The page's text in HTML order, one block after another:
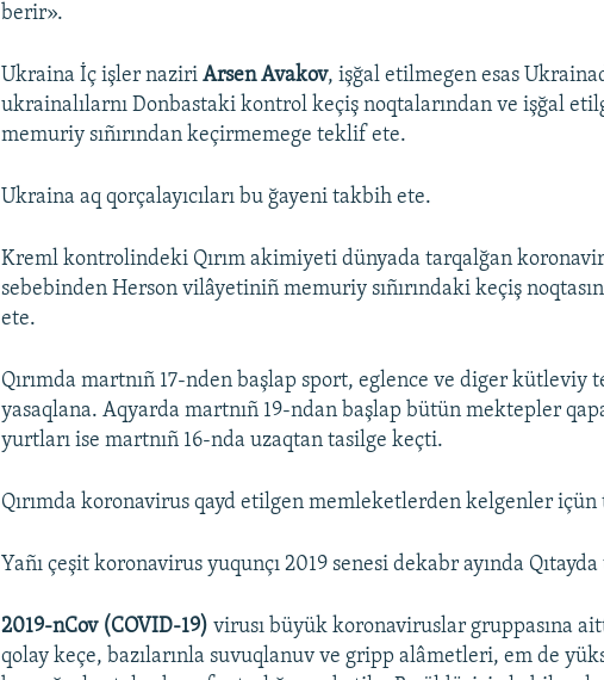
berir».
Ukraina İç işler naziriArsen Avakov, işğal etilmegen esas
ukrainalılarnı Donbastaki kontrol keçiş noqtalarından ve işğal
memuriy sıñırından keçirmemege teklif ete.
Ukraina aq qorçalayıcıları bu ğayeni takbih ete.
Kreml kontrolindeki Qırım akimiyeti dünyada tarqalğan
sebebinden Herson vilâyetiniñ memuriy sıñırındaki keçiş
ete.
Qırımda martnıñ 17-nden başlap sport, eglence ve diger
yasaqlana. Aqyarda martnıñ 19-ndan başlap bütün mektepler
yurtları ise martnıñ 16-nda uzaqtan tasilge keçti.
Qırımda koronavirus qayd etilgen memleketlerden kelgenler içün
Yañı çeşit koronavirus yuqunçı 2019 senesi dekabr ayında Qıtayda
2019-nCov (COVID-19)virusı büyük koronaviruslar gruppasına
qolay keçe, bazılarınla suvuqlanuv ve gripp alâmetleri, em de